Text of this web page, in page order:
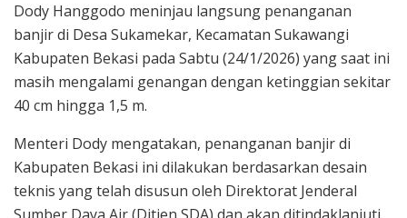
Dody Hanggodo meninjau langsung penanganan
banjir di Desa Sukamekar, Kecamatan Sukawangi
Kabupaten Bekasi pada Sabtu (24/1/2026) yang saat ini
masih mengalami genangan dengan ketinggian sekitar
40 cm hingga 1,5 m.
Menteri Dody mengatakan, penanganan banjir di
Kabupaten Bekasi ini dilakukan berdasarkan desain
teknis yang telah disusun oleh Direktorat Jenderal